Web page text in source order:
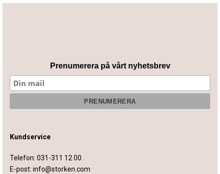
Prenumerera på vårt nyhetsbrev
Kundservice
Telefon: 031-311 12 00
E-post: info@storken.com